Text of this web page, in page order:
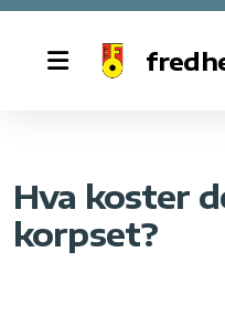
Hva koster
korpset?
Styret
Kontakt oss